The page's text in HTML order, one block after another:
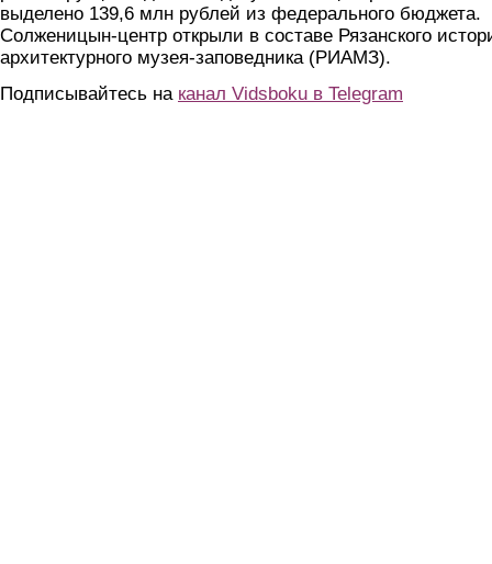
выделено 139,6 млн рублей из федерального бюджета.
Солженицын-центр открыли в составе Рязанского
архитектурного музея-заповедника (РИАМЗ).
Подписывайтесь на канал Vidsboku в Telegram